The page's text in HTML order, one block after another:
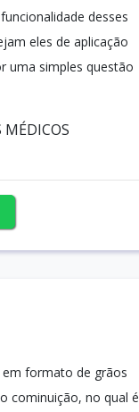
desses
eles de aplicação
uma simples questão
MÉDICOS
em formato de grãos
cominuição, no qual é